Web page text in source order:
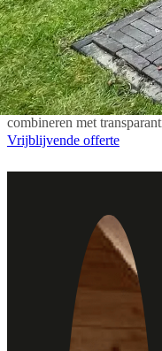
In Almere Haven en
Daarom bent u verzekerd
Vraag vandaag
oprit en tuinprofessionals
combineren met
Vrijblijvende offerte